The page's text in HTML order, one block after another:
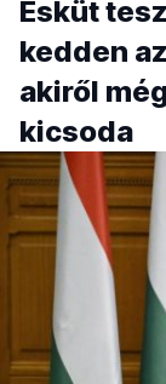
Esküt
kedden
akiről
kicsoda